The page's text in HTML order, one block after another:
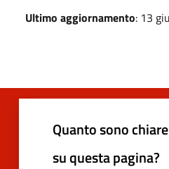
Ultimo aggiornamento: 13
Quanto sono
su questa pagina?